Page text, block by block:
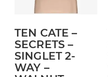
TEN CATE –
SECRETS –
SINGLET 2-
WAY –
kan
gekozen
worden
op